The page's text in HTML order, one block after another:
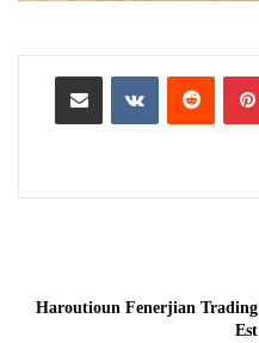
بينتيريست
مشاركة عبر البريد
Haroutioun Fenerjian Trading
Est